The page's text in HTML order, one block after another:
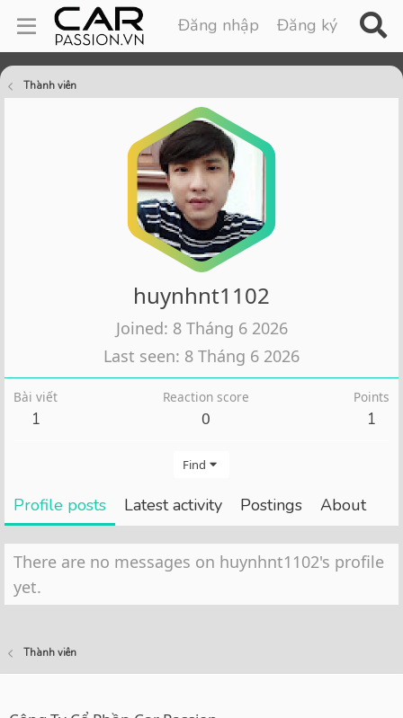
Đăng nhập Đăng ký
Thành viên
huynhnt1102
Joined 8 Tháng 6 2026
Last seen 8 Tháng 6 2026
Bài viết
1
Reaction score
0
Points
1
Find
Profile posts Latest activity Postings About
There are no messages on huynhnt1102's profile
yet.
Thành viên